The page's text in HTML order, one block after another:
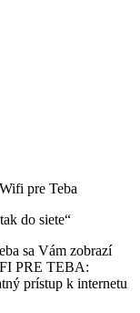
pre Teba
do siete“
sa Vám zobrazí
PRE TEBA:
prístup k internetu